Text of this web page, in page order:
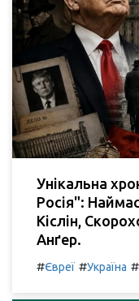
Унікальна
Росія":
Кіслін,
Анґер.
#Євреї #Україна #